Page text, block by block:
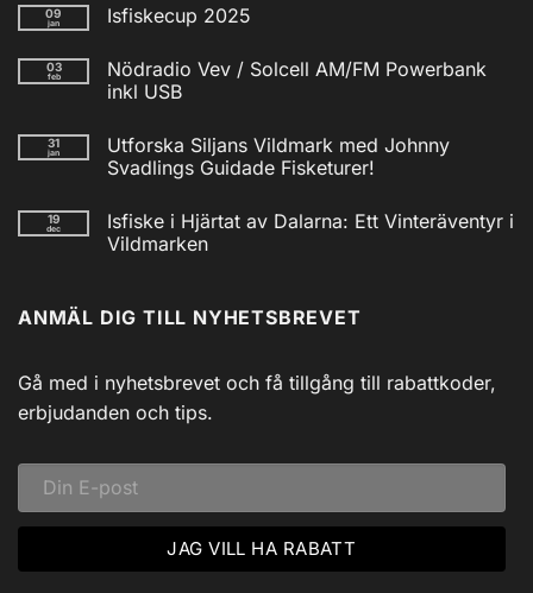
09
jan Isfiskecup 2025
till
Isfiskecup
2025
03
feb
Nödradio Vev / Solcell AM/FM Powerbank
inkl USB
till
Nödradio
Vev
AM/FM
Powerbank
inkl
31
jan
Utforska Siljans Vildmark med Johnny
Svadlings Guidade Fisketurer!
till
Utforska
Siljans
Svadlings
Guidade
19
dec
Isfiske i Hjärtat av Dalarna: Ett Vinteräventyr i
Vildmarken
Isfiske
i
Dalarna:
Ett
Vinteräventyr
i
ANMÄL DIG TILL NYHETSBREVET
Gå med i nyhetsbrevet och få tillgång till rabattkoder,
erbjudanden och tips.